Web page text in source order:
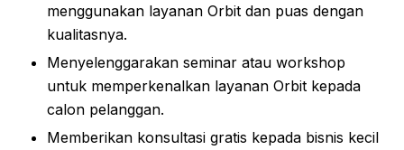
menggunakan layanan Orbit dan puas dengan
kualitasnya.
Menyelenggarakan seminar atau workshop
untuk memperkenalkan layanan Orbit kepada
calon pelanggan.
Memberikan konsultasi gratis kepada bisnis kecil